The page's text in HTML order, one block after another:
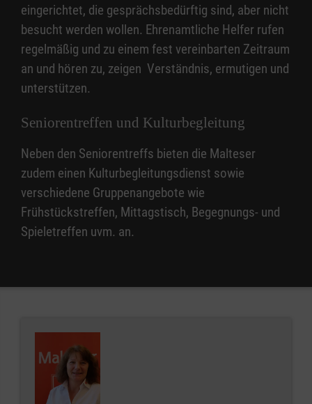
eingerichtet, die gesprächsbedürftig sind, aber nicht
besucht werden wollen. Ehrenamtliche Helfer rufen
regelmäßig und zu einem fest vereinbarten Zeitraum
an und hören zu, zeigen Verständnis, ermutigen und
unterstützen.
Seniorentreffen und Kulturbegleitung
Neben den Seniorentreffs bieten die Malteser
zudem einen Kulturbegleitungsdienst sowie
verschiedene Gruppenangebote wie
Frühstückstreffen, Mittagstisch, Begegnungs- und
Spieletreffen uvm. an.